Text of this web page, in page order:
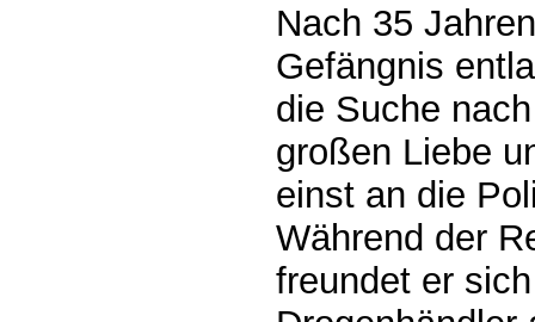
Nach 35
Gefängnis
die Suche
großen Liebe
einst an die
Während der
freundet er